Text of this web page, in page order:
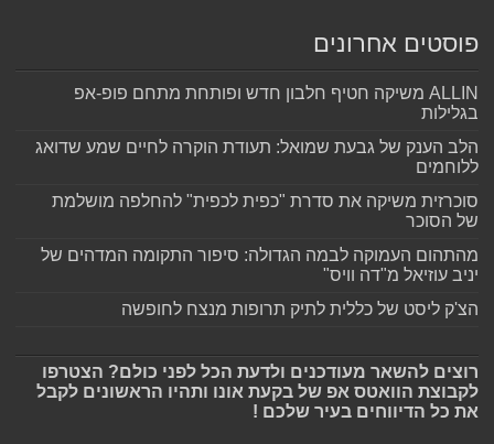
פוסטים אחרונים
ALLIN משיקה חטיף חלבון חדש ופותחת מתחם פופ-אפ
בגלילות
הלב הענק של גבעת שמואל: תעודת הוקרה לחיים שמע שדואג
ללוחמים
סוכרזית משיקה את סדרת "כפית לכפית" להחלפה מושלמת
של הסוכר
מהתהום העמוקה לבמה הגדולה: סיפור התקומה המדהים של
יניב עוזיאל מ"דה וויס"
הצ'ק ליסט של כללית לתיק תרופות מנצח לחופשה
רוצים להשאר מעודכנים ולדעת הכל לפני כולם? הצטרפו
לקבוצת הוואטס אפ של בקעת אונו ותהיו הראשונים לקבל
את כל הדיווחים בעיר שלכם !